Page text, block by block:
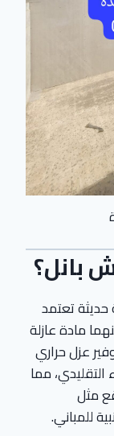
بانل؟
تعتمد
مادة عازلة
عزل حراري
مما
مثل
للمباني.